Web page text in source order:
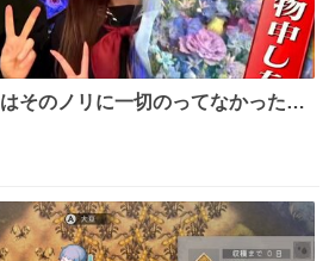
そのノリに一切のってなかった1
して頭角を現しはじめてて大好き